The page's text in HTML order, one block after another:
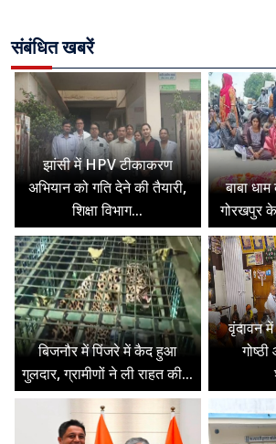
संबंधित खबरें
झांसी में HPV टीकाकरण
अभियान को गति देने की तैयारी,
शिक्षा विभाग...
बाबा
गोरखपुर
बिजनौर में पिंजरे में कैद हुआ
गुलदार, ग्रामीणों ने ली राहत की...
वृंदावन में